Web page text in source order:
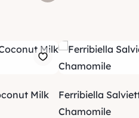
Milk
Ferribiella
Chamomile